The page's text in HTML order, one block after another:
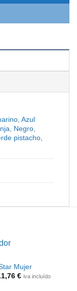
,Azul
Negro
pistacho
Mujer
€Eliva incluído